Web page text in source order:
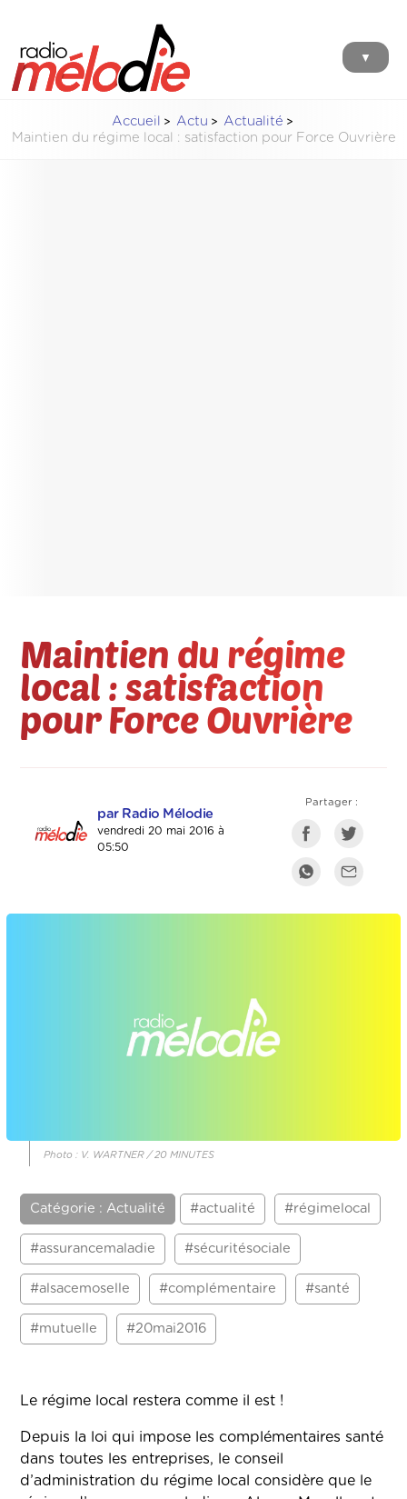
▼
Accueil Actu
Actualité
Maintien du régime local : satisfaction pour Force Ouvrière
Maintien du régime
local : satisfaction
pour Force Ouvrière
par Radio Mélodie
vendredi 20 mai 2016 à
05:50
Partager :
Photo : V. WARTNER / 20 MINUTES
Catégorie : Actualité #actualité #régimelocal
#assurancemaladie #sécuritésociale
#alsacemoselle #complémentaire #santé
#mutuelle #20mai2016
Le régime local restera comme il est !
Depuis la loi qui impose les complémentaires santé
dans toutes les entreprises, le conseil
d’administration du régime local considère que le